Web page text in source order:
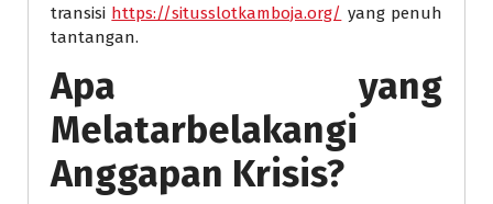
transisi https://situsslotkamboja.org/ yang penuh
tantangan.
Apa yang
Melatarbelakangi
Anggapan Krisis?